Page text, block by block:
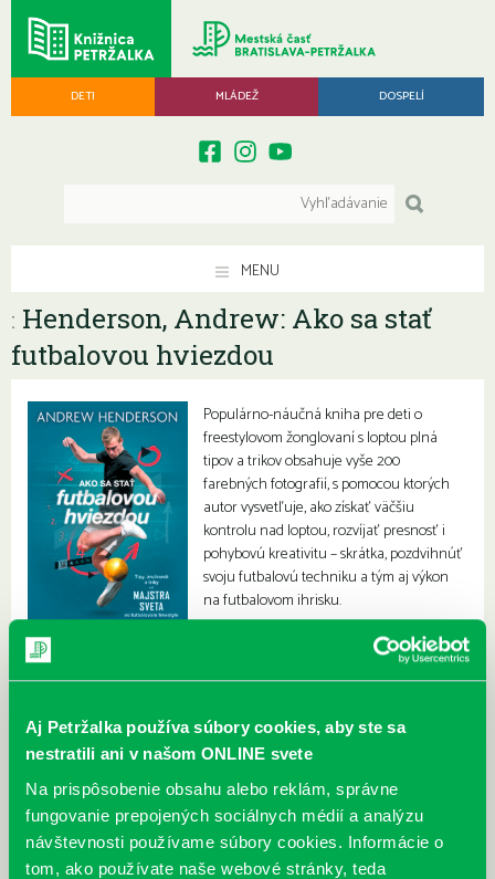
Aj Petržalka používa súbory cookies, aby ste sa
nestratili ani v našom ONLINE svete
Na prispôsobenie obsahu alebo reklám, správne
fungovanie prepojených sociálnych médií a analýzu
návštevnosti používame súbory cookies. Informácie o
tom, ako používate naše webové stránky, teda
DETI MLÁDEŽ DOSPELÍ
MENU
: Henderson, Andrew: Ako sa stať
futbalovou hviezdou
Populárno-náučná kniha pre deti o
freestylovom žonglovaní s loptou plná
tipov a trikov obsahuje vyše 200
farebných fotografií, s pomocou ktorých
autor vysvetľuje, ako získať väčšiu
kontrolu nad loptou, rozvíjať presnosť i
pohybovú kreativitu – skrátka, pozdvihnúť
svoju futbalovú techniku a tým aj výkon
na futbalovom ihrisku.